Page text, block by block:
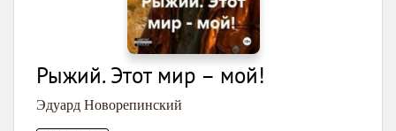
Рыжий. Этот мир – мой!
Эдуард Новорепинский